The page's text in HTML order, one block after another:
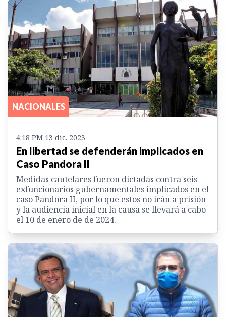
NACIONALES
4:18 PM 13 dic. 2023
En libertad se defenderán implicados en
Caso Pandora II
Medidas cautelares fueron dictadas contra seis
exfuncionarios gubernamentales implicados en el
caso Pandora II, por lo que estos no irán a prisión
y la audiencia inicial en la causa se llevará a cabo
el 10 de enero de de 2024.